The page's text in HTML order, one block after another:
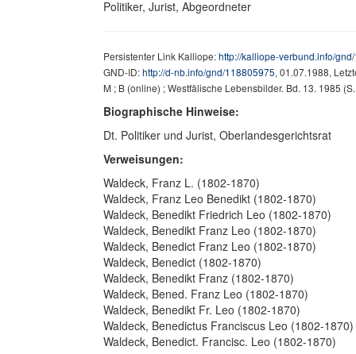
Politiker, Jurist, Abgeordneter
Persistenter Link Kalliope:http://kalliope-verbund.info/
GND-ID:http://d-nb.info/gnd/118805975, 01.07.1988,
M ; B (online) ; Westfälische Lebensbilder. Bd. 13. 1985
Biographische Hinweise:
Dt. Politiker und Jurist, Oberlandesgerichtsrat
Verweisungen:
Waldeck, Franz L. (1802-1870)
Waldeck, Franz Leo Benedikt (1802-1870)
Waldeck, Benedikt Friedrich Leo (1802-1870)
Waldeck, Benedikt Franz Leo (1802-1870)
Waldeck, Benedict Franz Leo (1802-1870)
Waldeck, Benedict (1802-1870)
Waldeck, Benedikt Franz (1802-1870)
Waldeck, Bened. Franz Leo (1802-1870)
Waldeck, Benedikt Fr. Leo (1802-1870)
Waldeck, Benedictus Franciscus Leo (1802-1870)
Waldeck, Benedict. Francisc. Leo (1802-1870)